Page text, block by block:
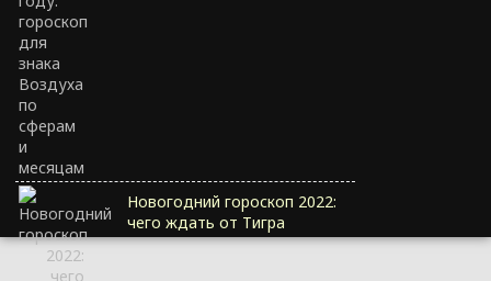
Новогодний гороскоп 2022:
чего ждать от Тигра